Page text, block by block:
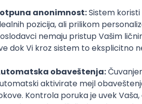
Puno radno vreme
plata)